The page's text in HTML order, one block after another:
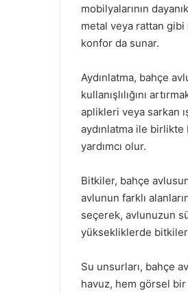
mobilyalarının
metal veya rattan gibi
konfor da sunar.
Aydınlatma, bahçe
kullanışlılığını
aplikleri veya sarkan
aydınlatma ile birlikte
yardımcı olur.
Bitkiler, bahçe
avlunun farklı
seçerek, avlunuzun
yüksekliklerde
Su unsurları, bahçe
havuz, hem görsel bir